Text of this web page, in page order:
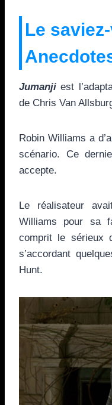
Le
Jumanjiest
de Chris Van
Robin Williams a
scénario. Ce
accepte.
Le réalisateur
Williams pour sa
comprit le sérieux
s’accordant
Hunt.